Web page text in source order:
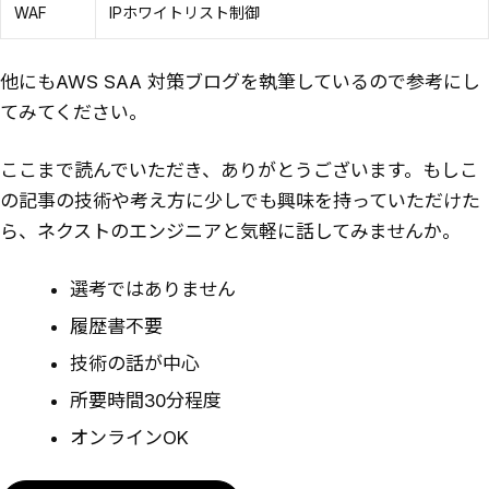
WAF IPホワイトリスト制御
他にもAWS SAA 対策ブログを執筆しているので参考にし
てみてください。
ここまで読んでいただき、ありがとうございます。もしこ
の記事の技術や考え方に少しでも興味を持っていただけた
ら、ネクストのエンジニアと気軽に話してみませんか。
選考ではありません
履歴書不要
技術の話が中心
所要時間30分程度
オンラインOK